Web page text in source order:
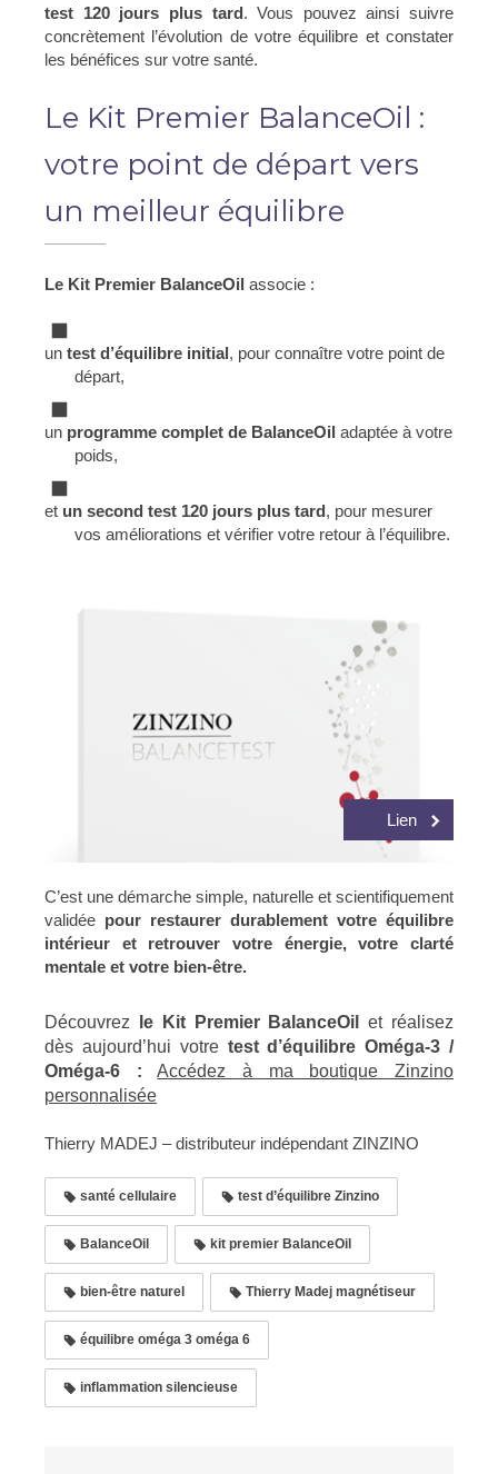
test 120 jours plus tard. Vous pouvez ainsi suivre
concrètement l’évolution de votre équilibre et constater
les bénéfices sur votre santé.
Le Kit Premier BalanceOil :
votre point de départ vers
un meilleur équilibre
Le Kit Premier BalanceOil associe :
un test d’équilibre initial, pour connaître votre point de
départ,
un programme complet de BalanceOil adaptée à votre
poids,
et un second test 120 jours plus tard, pour mesurer
vos améliorations et vérifier votre retour à l’équilibre.
Lien
C’est une démarche simple, naturelle et scientifiquement
validée pour restaurer durablement votre équilibre
intérieur et retrouver votre énergie, votre clarté
mentale et votre bien-être.
Découvrez le Kit Premier BalanceOil
et réalisez
dès aujourd’hui votre test d’équilibre Oméga-3 /
Oméga-6 :
Accédez à ma boutique Zinzino
personnalisée
Thierry MADEJ – distributeur indépendant ZINZINO
santé cellulaire test d’équilibre Zinzino
BalanceOil kit premier BalanceOil
bien-être naturel Thierry Madej magnétiseur
équilibre oméga 3 oméga 6
inflammation silencieuse